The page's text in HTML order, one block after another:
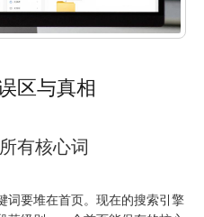
区与真相
有核心词
词要堆在首页。现在的搜索引擎